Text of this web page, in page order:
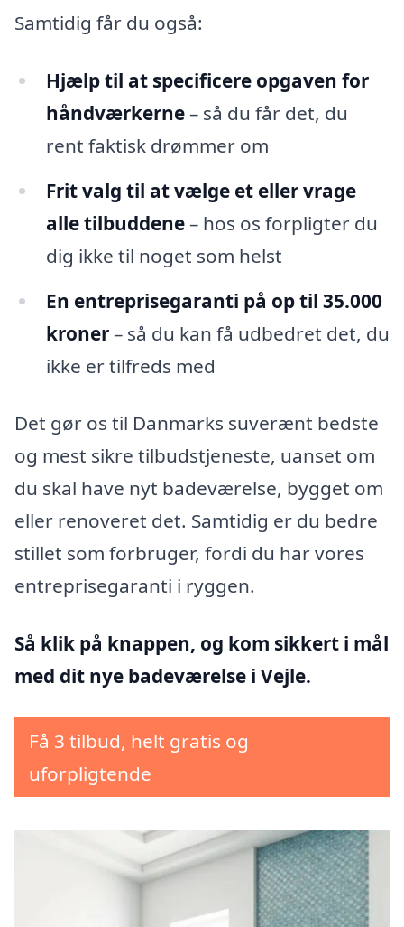
Samtidig får du også:
Hjælp til at specificere opgaven for
håndværkerne– så du får det, du
rent faktisk drømmer om
Frit valg til at vælge et eller vrage
alle tilbuddene– hos os forpligter du
dig ikke til noget som helst
En entreprisegaranti på op til 35.000
kroner– så du kan få udbedret det, du
ikke er tilfreds med
Det gør os til Danmarks suverænt bedste
og mest sikre tilbudstjeneste, uanset om
du skal have nyt badeværelse, bygget om
eller renoveret det. Samtidig er du bedre
stillet som forbruger, fordi du har vores
entreprisegaranti i ryggen.
Så klik på knappen, og kom sikkert i mål
med dit nye badeværelse i Vejle.
Få 3 tilbud, helt gratis og
uforpligtende